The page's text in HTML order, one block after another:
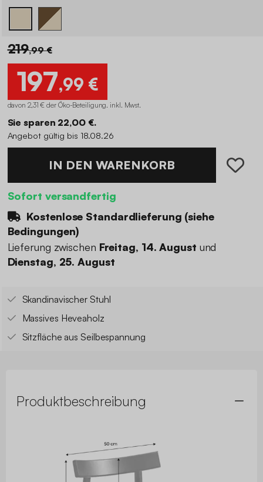
219,99 €
197,99 €
davon 2,31 € der Öko-Beteiligung. inkl. Mwst.
Sie sparen 22,00 €.
Angebot gültig bis 18.08.26
IN DEN WARENKORB
Sofort versandfertig
Kostenlose Standardlieferung (siehe
Bedingungen)
Lieferung zwischen Freitag, 14. August und
Dienstag, 25. August
Skandinavischer Stuhl
Massives Heveaholz
Sitzfläche aus Seilbespannung
Produktbeschreibung